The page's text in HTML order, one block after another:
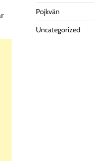
Pojkvän
Uncategorized